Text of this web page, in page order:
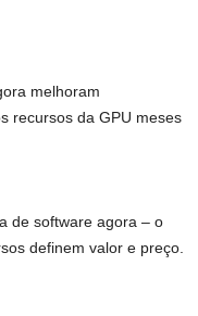
melhoram
recursos da GPU meses
de software agora – o
definem valor e preço.